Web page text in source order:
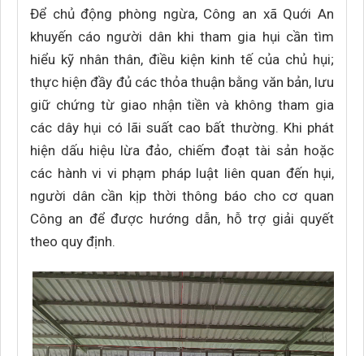
Để chủ động phòng ngừa, Công an xã Quới An
khuyến cáo người dân khi tham gia hụi cần tìm
hiểu kỹ nhân thân, điều kiện kinh tế của chủ hụi;
thực hiện đầy đủ các thỏa thuận bằng văn bản, lưu
giữ chứng từ giao nhận tiền và không tham gia
các dây hụi có lãi suất cao bất thường. Khi phát
hiện dấu hiệu lừa đảo, chiếm đoạt tài sản hoặc
các hành vi vi phạm pháp luật liên quan đến hụi,
người dân cần kịp thời thông báo cho cơ quan
Công an để được hướng dẫn, hỗ trợ giải quyết
theo quy định.